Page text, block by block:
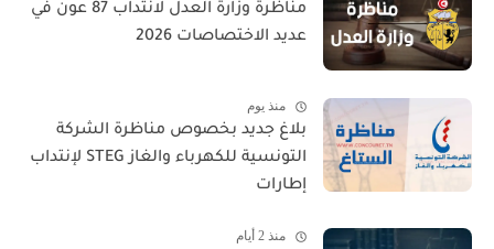
مناظرة وزارة العدل لانتداب 87 عون في
عديد الاختصاصات 2026
منذ يوم
بلاغ جديد بخصوص مناظرة الشركة
التونسية للكهرباء والغاز STEG لإنتداب
إطارات
منذ 2 أيام